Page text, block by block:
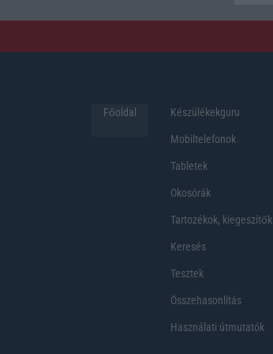
Főoldal Készülékekguru
Mobiltelefonok
Tabletek
Okosórák
Tartozékok, kiegeszítők
Keresés
Tesztek
Összehasonlítás
Használati útmutatók